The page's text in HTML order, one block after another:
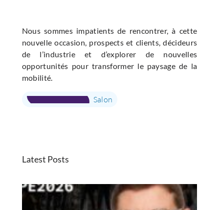
Nous sommes impatients de rencontrer, à cette
nouvelle occasion, prospects et clients, décideurs
de l’industrie et d’explorer de nouvelles
opportunités pour transformer le paysage de la
mobilité.
Salon
Latest Posts